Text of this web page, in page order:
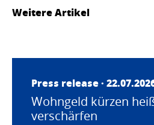
Weitere Artikel
Press release ·
Wohngeld kürzen
verschärfen